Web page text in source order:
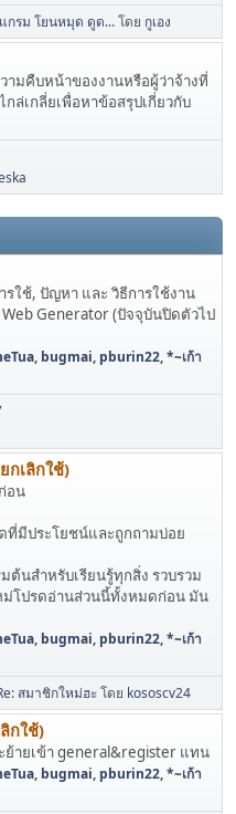
กรม โยนหมุด ดูด...โดย กูเอง
มคืบหน้าของงานหรือผู้ว่าจ้างที่
ล่เกลี่ยเพื่อหาข้อสรุปเกี่ยวกับ
รใช้, ปัญหา และ วิธีการใช้งาน
Web Generator (ปัจจุบันปิดตัวไป
, bugmai, pburin22,*~เก้า
เลิกใช้)
อน
มีประโยชน์และถูกถามบ่อย
ต้นสำหรับเรียนรู้ทุกสิ่ง รวบรวม
โปรดอ่านส่วนนี้ทั้งหมดก่อน มัน
, bugmai, pburin22,*~เก้า
สมาชิกใหม่ฮะโดย kososcv24
กใช้)
ย้ายเข้า general&register แทน
, bugmai, pburin22,*~เก้า